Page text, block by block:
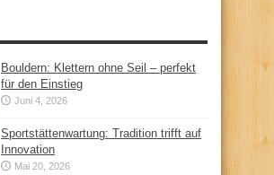
Bouldern: Klettern ohne Seil – perfekt
für den Einstieg
Juni 4, 2026
Sportstättenwartung: Tradition trifft auf
Innovation
Mai 20, 2026